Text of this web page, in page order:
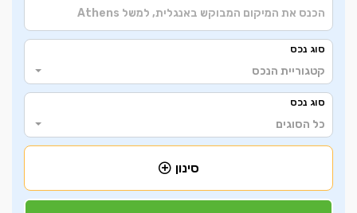
סוג נכס
קטגוריית הנכס
סוג נכס
כל הסוגים
סינון